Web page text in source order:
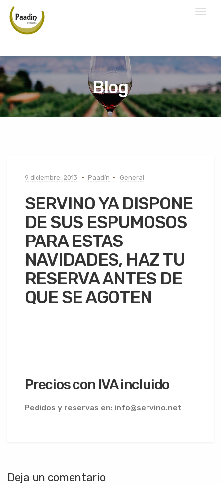
Toggle
Blog
9 diciembre, 2013 Paadín General
SERVINO YA DISPONE
DE SUS ESPUMOSOS
PARA ESTAS
NAVIDADES, HAZ TU
RESERVA ANTES DE
QUE SE AGOTEN
Precios con IVA incluido
Pedidos y reservas en: info@servino.net
Deja un comentario